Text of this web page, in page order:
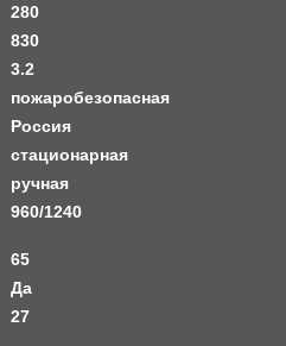
280
830
3.2
пожаробезопасная
Россия
стационарная
ручная
960/1240
65
Да
27